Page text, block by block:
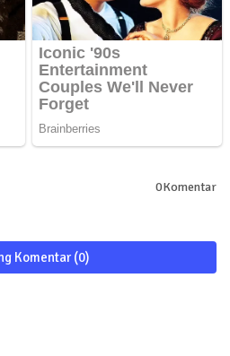
0Komentar
Komentar (0)